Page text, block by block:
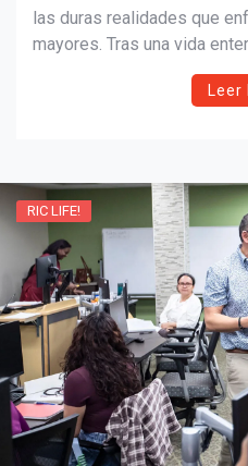
las duras realidades que
mayores. Tras una vida
para sostener a su familia,
abandono, la soledad y laLeer
RIC LIFE!